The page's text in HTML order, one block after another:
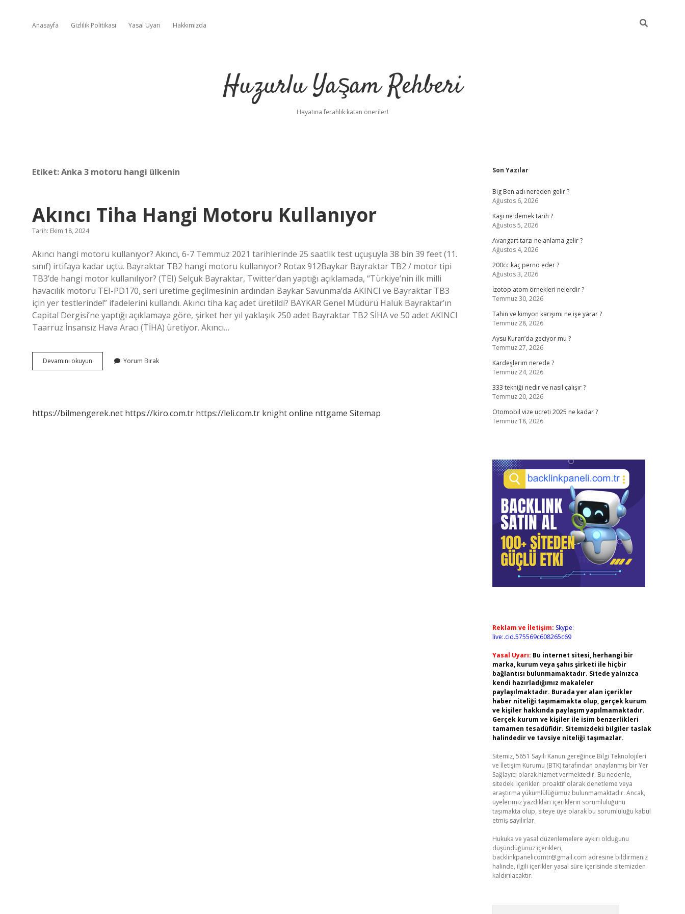
Anasayfa Gizlilik Politikası Yasal Uyarı Hakkımızda
Huzurlu Yaşam Rehberi
Hayatına ferahlık katan öneriler!
Etiket:Anka 3 motoru hangi ülkenin
Akıncı Tiha Hangi Motoru Kullanıyor
Tarih: Ekim 18, 2024
Akıncı hangi motoru kullanıyor? Akıncı, 6-7 Temmuz 2021 tarihlerinde 25 saatlik test uçuşuyla 38 bin 39 feet (11.
sınıf) irtifaya kadar uçtu. Bayraktar TB2 hangi motoru kullanıyor? Rotax 912Baykar Bayraktar TB2 / motor tipi
TB3’de hangi motor kullanılıyor? (TEI) Selçuk Bayraktar, Twitter’dan yaptığı açıklamada, “Türkiye’nin ilk milli
havacılık motoru TEI-PD170, seri üretime geçilmesinin ardından Baykar Savunma’da AKINCI ve Bayraktar TB3
için yer testlerinde!” ifadelerini kullandı. Akıncı tiha kaç adet üretildi? BAYKAR Genel Müdürü Haluk Bayraktar’ın
Capital Dergisi’ne yaptığı açıklamaya göre, şirket her yıl yaklaşık 250 adet Bayraktar TB2 SİHA ve 50 adet AKINCI
Taarruz İnsansız Hava Aracı (TİHA) üretiyor. Akıncı…
Devamını okuyun
Tiha
Yorum Bırak
https://bilmengerek.net https://kiro.com.tr https://leli.com.tr knight online nttgame Sitemap
Sidebar
Son Yazılar
Big Ben adı nereden gelir ?
Ağustos 6, 2026
Kaşi ne demek tarih ?
Ağustos 5, 2026
Avangart tarzı ne anlama gelir ?
Ağustos 4, 2026
200cc kaç perno eder ?
Ağustos 3, 2026
İzotop atom örnekleri nelerdir ?
Temmuz 30, 2026
Tahin ve kimyon karışımı ne işe yarar ?
Temmuz 28, 2026
Aysu Kuran’da geçiyor mu ?
Temmuz 27, 2026
Kardeşlerim nerede ?
Temmuz 24, 2026
333 tekniği nedir ve nasıl çalışır ?
Temmuz 20, 2026
Otomobil vize ücreti 2025 ne kadar ?
Temmuz 18, 2026
Reklam ve İletişim: Skype:
live:.cid.575569c608265c69
Yasal Uyarı: Bu internet sitesi, herhangi bir
marka, kurum veya şahıs şirketi ile hiçbir
bağlantısı bulunmamaktadır. Sitede yalnızca
kendi hazırladığımız makaleler
paylaşılmaktadır. Burada yer alan içerikler
haber niteliği taşımamakta olup, gerçek kurum
ve kişiler hakkında paylaşım yapılmamaktadır.
Gerçek kurum ve kişiler ile isim benzerlikleri
tamamen tesadüfidir. Sitemizdeki bilgiler taslak
halindedir ve tavsiye niteliği taşımazlar.
Sitemiz, 5651 Sayılı Kanun gereğince Bilgi Teknolojileri
ve İletişim Kurumu (BTK) tarafından onaylanmış bir Yer
Sağlayıcı olarak hizmet vermektedir. Bu nedenle,
sitedeki içerikleri proaktif olarak denetleme veya
araştırma yükümlülüğümüz bulunmamaktadır. Ancak,
üyelerimiz yazdıkları içeriklerin sorumluluğunu
taşımakta olup, siteye üye olarak bu sorumluluğu kabul
etmiş sayılırlar.
Hukuka ve yasal düzenlemelere aykırı olduğunu
düşündüğünüz içerikleri,
backlinkpanelicomtr@gmail.com adresine bildirmeniz
halinde, ilgili içerikler yasal süre içerisinde sitemizden
kaldırılacaktır.